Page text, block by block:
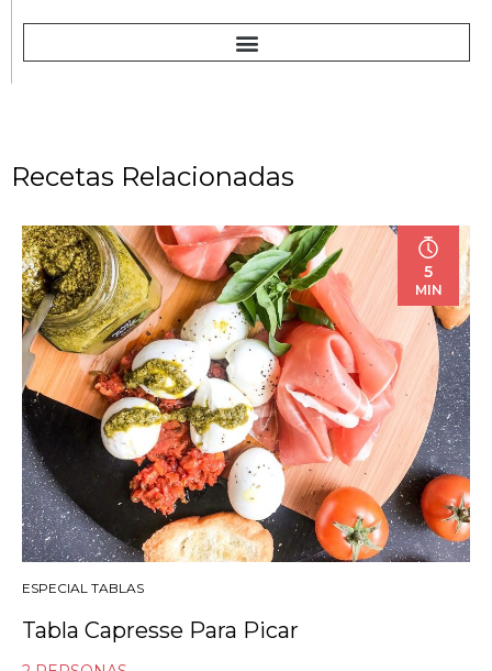
Recetas Relacionadas
5
MIN
ESPECIAL TABLAS
Tabla Capresse Para Picar